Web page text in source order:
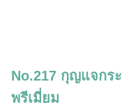
No.217 กุญแจกร
พรีเมี่ยม